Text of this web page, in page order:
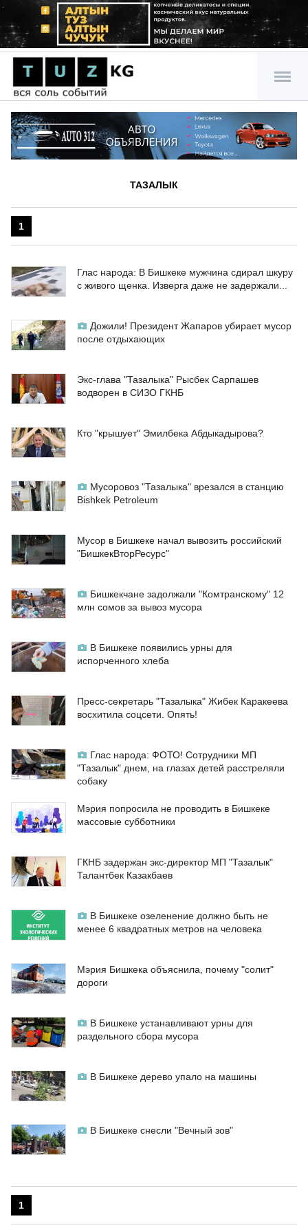
ТАЗАЛЫК
1
Глас народа: В Бишкеке мужчина сдирал шкуру
с живого щенка. Изверга даже не задержали...
Дожили! Президент Жапаров убирает мусор
после отдыхающих
Экс-глава "Тазалыка" Рысбек Сарпашев
водворен в СИЗО ГКНБ
Кто "крышует" Эмилбека Абдыкадырова?
Мусоровоз "Тазалыка" врезался в станцию
Bishkek Petroleum
Мусор в Бишкеке начал вывозить российский
"БишкекВторРесурс"
Бишкекчане задолжали "Комтранскому" 12
млн сомов за вывоз мусора
В Бишкеке появились урны для
испорченного хлеба
Пресс-секретарь "Тазалыка" Жибек Каракеева
восхитила соцсети. Опять!
Глас народа: ФОТО! Сотрудники МП
"Тазалык" днем, на глазах детей расстреляли
собаку
Мэрия попросила не проводить в Бишкеке
массовые субботники
ГКНБ задержан экс-директор МП "Тазалык"
Талантбек Казакбаев
В Бишкеке озеленение должно быть не
менее 6 квадратных метров на человека
Мэрия Бишкека объяснила, почему "солит"
дороги
В Бишкеке устанавливают урны для
раздельного сбора мусора
В Бишкеке дерево упало на машины
В Бишкеке снесли "Вечный зов"
1